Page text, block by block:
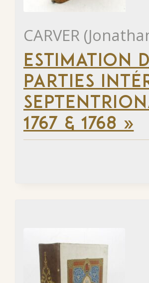
CARVER
ESTIMATION
PARTIES
1767 & 1768 »